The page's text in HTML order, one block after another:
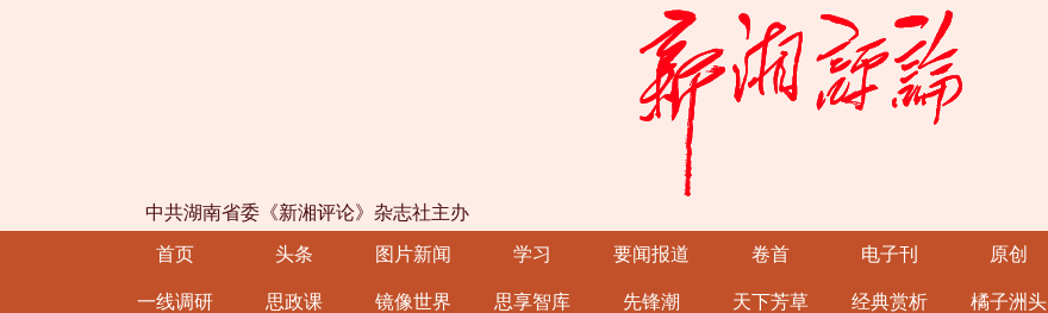
中共湖南省委《新湘评论》杂志社主办
首页 头条 图片新闻 学习 要闻报道 卷首 电子刊 原创
一线调研 思政课 镜像世界 思享智库 先锋潮 天下芳草 经典赏析 橘子洲头